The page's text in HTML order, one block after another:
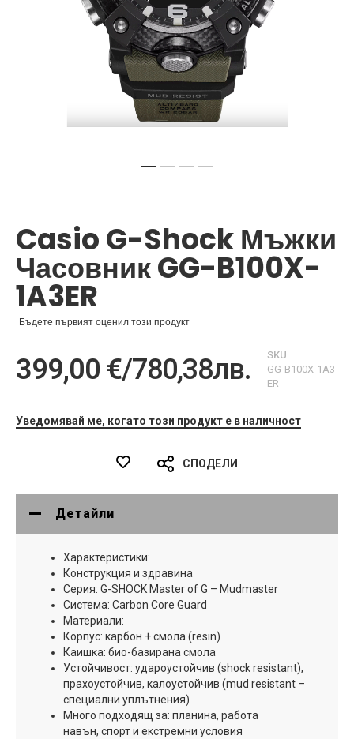
на
галерия
със
снимки
Casio G-Shock Мъжки
Часовник GG-B100X-
1A3ER
Бъдете първият оценил този продукт
399,00 €/780,38лв.
SKU
GG-B100X-1A3
ER
Уведомявай ме, когато този продукт е в наличност
СПОДЕЛИ
Детайли
Характеристики:
Конструкция и здравина
Серия: G-SHOCK Master of G – Mudmaster
Система: Carbon Core Guard
Материали:
Корпус: карбон + смола (resin)
Каишка: био-базирана смола
Устойчивост: удароустойчив (shock resistant),
прахоустойчив, калоустойчив (mud resistant –
специални уплътнения)
Много подходящ за: планина, работа
навън, спорт и екстремни условия